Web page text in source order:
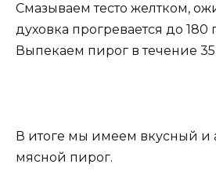
Смазываем тесто желтком,
духовка прогревается до 180
Выпекаем пирог в течение
В итоге мы имеем вкусный и
мясной пирог.